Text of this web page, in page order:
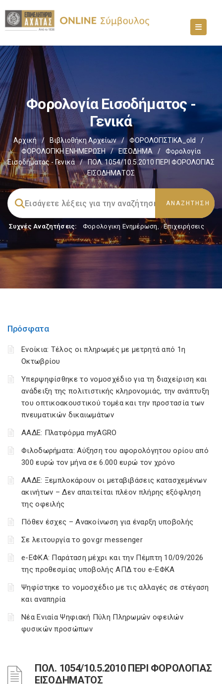
Φορολογία Εισοδήματος -
Γενικά
Αρχική / Βιβλιοθήκη Αρχείων / ΦΟΡΟΛΟΓΙΣΤΙΚΑ_old
/
ΦΟΡΟΛΟΓΙΚΗ ΕΝΗΜΕΡΩΣΗ
/ ΕΙΣΟΔΗΜΑ /
Φορολογία
Εισοδήματος - Γενικά
/
ΠΟΛ. 1054/10.5.2010 ΠΕΡΙ ΦΟΡΟΛΟΓΙΑΣ
ΕΙΣΟΔΗΜΑΤΟΣ
Συχνές Αναζητήσεις: Φορολογικη Ενημέρωση, Επιχειρήσεις
Πρόσφατα
Ενοίκια: Τέλος οι πληρωμές με μετρητά από 1η
Οκτωβρίου
Υπερψηφίσθηκε το νομοσχέδιο για τη διαχείριση και
ανάδειξη της πολιτιστικής κληρονομιάς, την ανάπτυξη
του οπτικοακουστικού τομέα και την προστασία των
πνευματικών δικαιωμάτων
ΑΑΔΕ: Πλατφόρμα myAGRO
Φιλοδωρήματα: Αύξηση του αφορολόγητου ορίου από
300 ευρώ τον μήνα σε 6.000 ευρώ τον χρόνο
ΑΑΔΕ: Ξεμπλοκάρουν οι μεταβιβάσεις κατασχεμένων
ακινήτων – Δεν απαιτείται πλέον πλήρης εξόφληση
της οφειλής
Πόθεν έσχες – Ανακοίνωση για έναρξη υποβολής
Σε λειτουργία το gov.gr messenger
e-ΕΦΚΑ: Παράταση μέχρι και την Πέμπτη 10/09/2026
της προθεσμίας υποβολής ΑΠΔ του e-ΕΦΚΑ
Ψηφίστηκε το νομοσχέδιο με τις αλλαγές σε στέγαση
και αναπηρία
Νέα Ενιαία Ψηφιακή Πύλη Πληρωμών οφειλών
φυσικών προσώπων
ΠΟΛ. 1054/10.5.2010 ΠΕΡΙ ΦΟΡΟΛΟΓΙΑΣ
ΕΙΣΟΔΗΜΑΤΟΣ